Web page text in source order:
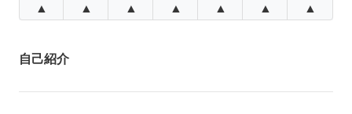
▲ ▲ ▲ ▲ ▲ ▲ ▲
自己紹介